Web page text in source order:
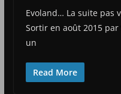
Evoland… La suite pas
Sortir en août 2015 par
un
Read More